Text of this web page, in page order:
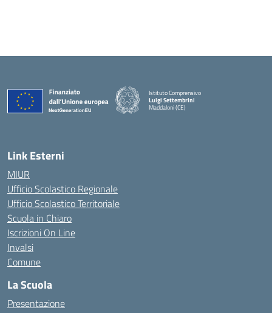
Istituto Comprensivo
Luigi Settembrini
Maddaloni (CE)
Link Esterni
MIUR
Ufficio Scolastico Regionale
Ufficio Scolastico Territoriale
Scuola in Chiaro
Iscrizioni On Line
Invalsi
Comune
La Scuola
Presentazione